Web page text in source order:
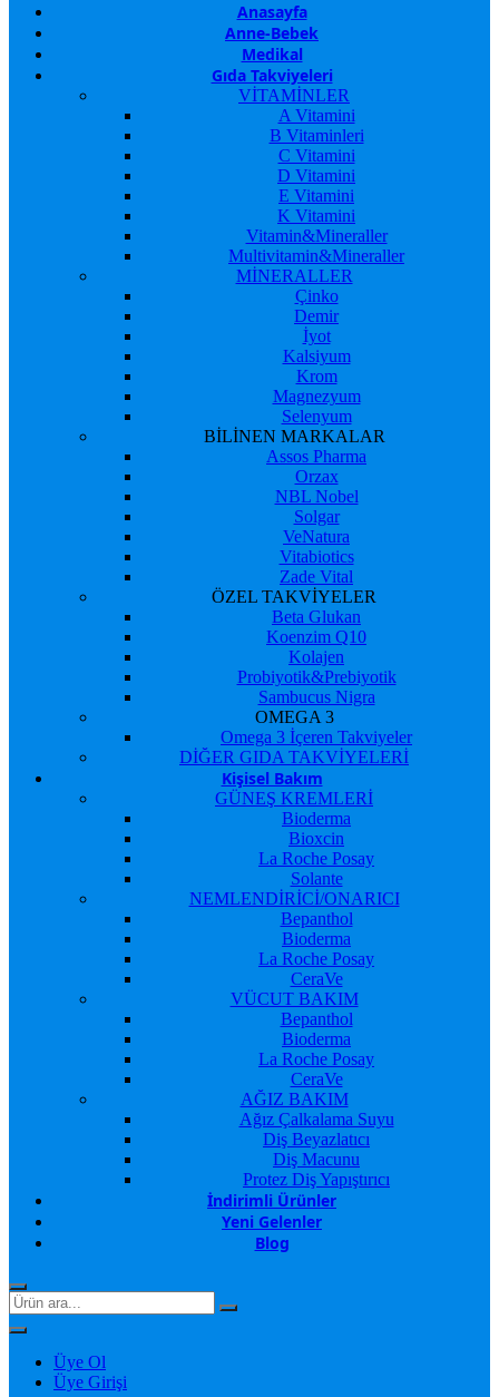
Anasayfa
Anne-Bebek
Medikal
Gıda Takviyeleri
VİTAMİNLER
A Vitamini
B Vitaminleri
C Vitamini
D Vitamini
E Vitamini
K Vitamini
Vitamin&Mineraller
Multivitamin&Mineraller
MİNERALLER
Çinko
Demir
İyot
Kalsiyum
Krom
Magnezyum
Selenyum
BİLİNEN MARKALAR
Assos Pharma
Orzax
NBL Nobel
Solgar
VeNatura
Vitabiotics
Zade Vital
ÖZEL TAKVİYELER
Beta Glukan
Koenzim Q10
Kolajen
Probiyotik&Prebiyotik
Sambucus Nigra
OMEGA 3
Omega 3 İçeren Takviyeler
DİĞER GIDA TAKVİYELERİ
Kişisel Bakım
GÜNEŞ KREMLERİ
Bioderma
Bioxcin
La Roche Posay
Solante
NEMLENDİRİCİ/ONARICI
Bepanthol
Bioderma
La Roche Posay
CeraVe
VÜCUT BAKIM
Bepanthol
Bioderma
La Roche Posay
CeraVe
AĞIZ BAKIM
Ağız Çalkalama Suyu
Diş Beyazlatıcı
Diş Macunu
Protez Diş Yapıştırıcı
İndirimli Ürünler
Yeni Gelenler
Blog
Üye Ol
Üye Girişi